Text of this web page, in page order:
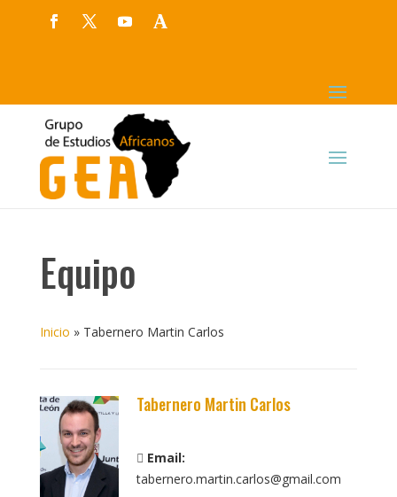
Equipo
Inicio » Tabernero Martin Carlos
Tabernero Martin Carlos
Email:
tabernero.martin.carlos@gmail.com